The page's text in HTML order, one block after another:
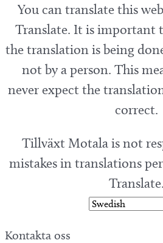
You can translate this
Translate. It is important
the translation is being
not by a person. This
never expect the
correct.
Tillväxt Motala is not
mistakes in translations
Translate.
Kontakta oss